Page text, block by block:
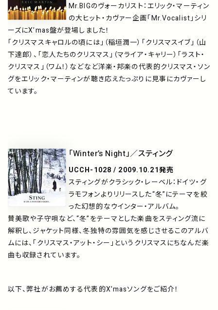
Mr.BIGのヴォーカリスト：エリック・マーティン
の大ヒット・カヴァー企画「Mr.Vocalist」シリ
ーズにX’mas盤が登場しました！
「クリスマスキャロルの頃には」（稲垣潤一）「クリスマスイブ」（山
下達郎）、「恋人たちのクリスマス」（マライア・キャリー）「ラスト・
クリスマス」（ワム！）などなど洋楽・邦楽の代表的クリスマス・ソン
グをエリック・マーティンが聴き応えたっぷりに見事にカヴァーし
ています。
「Winter’s Night」／スティング
UCCH-1028 / 2009.10.21発売
スティングがクラシック・レーベル：ドイツ・グ
ラモフォンよりリリースした“冬”にテーマを絞
った幻想的なウインター・アルバム。
賛美歌や子守唄など、“冬”をテーマとした楽曲をスティング流に
解釈し、ジャケット同様、冬独特の雰囲気を感じさせるこのアルバ
ムには、「クリスマス・アット・シー」というクリスマスにちなんだ楽
曲も収録されています。
以下、弊社がお薦めする代表的X’masソングをご紹介！